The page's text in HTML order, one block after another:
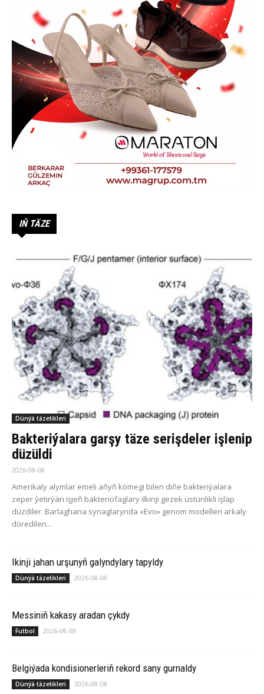
IŇ TÄZE
Dünýä täzelikleri
Bakteriýalara garşy täze serişdeler işlenip
düzüldi
2026-08-08
Amerikaly alymlar emeli aňyň kömegi bilen diňe bakteriýalara
zeper ýetirýän işjeň bakteriofaglary ilkinji gezek üstünlikli işläp
düzdiler. Barlaghana synaglarynda «Evo» genom modelleri arkaly
döredilen...
Ikinji jahan urşunyň galyndylary tapyldy
Dünýä täzelikleri 2026-08-08
Messiniň kakasy aradan çykdy
Futbol 2026-08-08
Belgiýada kondisionerleriň rekord sany gurnaldy
Dünýä täzelikleri 2026-08-08